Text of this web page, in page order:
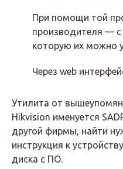
При помощи той
производителя — с
которую их можно
Через web
Утилита от
Hikvision именуется
другой фирмы, найти
инструкция к
диска с ПО.